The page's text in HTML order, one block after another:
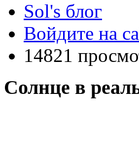
Sol's блог
Войдите на
14821
Солнце в